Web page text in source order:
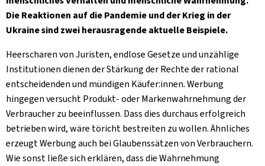
Kühltheke
Vorratskammer
Getränke
Kosmetik
Haus, Garten, Tier & Co
Die Reaktionen auf die Pandemie und der Krieg in der
Ukraine sind zwei herausragende aktuelle Beispiele.
Heerscharen von Juristen, endlose Gesetze und unzählige
Institutionen dienen der Stärkung der Rechte der rational
entscheidenden und mündigen Käufer:innen. Werbung
hingegen versucht Produkt- oder Markenwahrnehmung der
Verbraucher zu beeinflussen. Dass dies durchaus erfolgreich
betrieben wird, wäre töricht bestreiten zu wollen. Ähnliches
erzeugt Werbung auch bei Glaubenssätzen von Verbrauchern.
Wie sonst ließe sich erklären, dass die Wahrnehmung